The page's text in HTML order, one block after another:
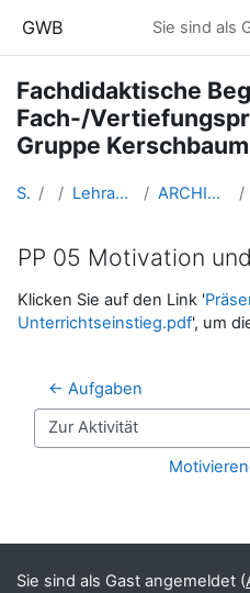
GWB Sie sind als
Fachdidaktische
Fach-/
Gruppe
Startseite Kurse Lehramtsausbildung GW im Cluster Österreich Mitte ARCHIV - Lehrveranstaltungen am Standort Linz - seit 2016
PP 05 Motivation
Abschlussbedingungen
Klicken Sie auf den Link '
Unterrichtseinstieg.pdf', um
← Aufgaben
Zur Aktivität
Ergänzungsblöcke
Sie sind als Gast angemeldet (